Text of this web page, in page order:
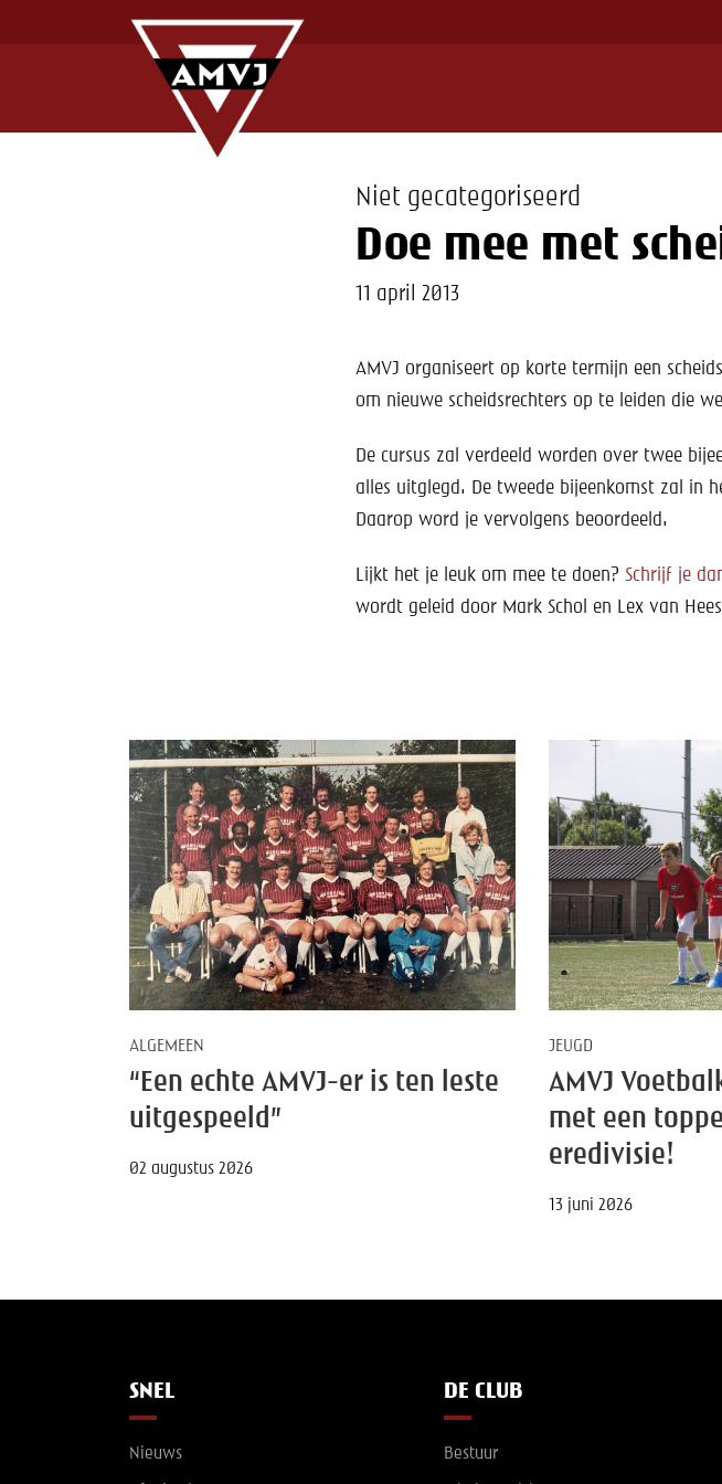
Niet gecategoriseerd
Doe mee met
11 april 2013
AMVJ organiseert op korte termijn een
om nieuwe scheidsrechters op te leiden die
De cursus zal verdeeld worden over twee
alles uitglegd. De tweede bijeenkomst zal in
Daarop word je vervolgens beoordeeld.
Lijkt het je leuk om mee te doen? Schrijf je
wordt geleid door Mark Schol en Lex van
ALGEMEEN
“Een echte AMVJ-er is ten leste
uitgespeeld”
02 augustus 2026
JEUGD
AMVJ
met een
eredivisie!
13 juni 2026
SNEL
Nieuws
DE CLUB
Bestuur